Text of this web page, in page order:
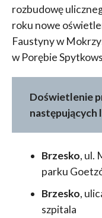
rozbudowę
roku nowe
Faustyny w
w Porębie
Doświetlenie
następujących
Brzesko, ul.
parku
Brzesko,
szpitala